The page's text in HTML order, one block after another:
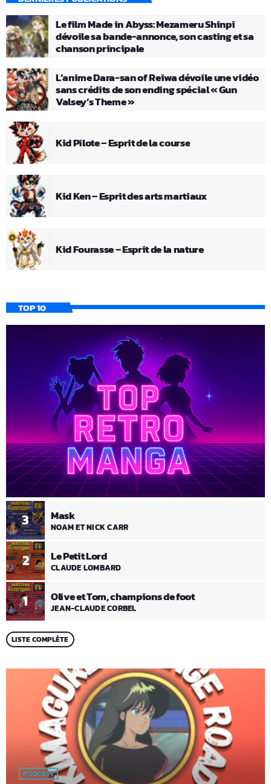
Le film Made in Abyss: Mezameru Shinpi
dévoile sa bande-annonce, son casting et sa
chanson principale
L’anime Dara-san of Reiwa dévoile une vidéo
sans crédits de son ending spécial « Gun
Valsey’s Theme »
Kid Pilote – Esprit de la course
Kid Ken – Esprit des arts martiaux
Kid Fourasse – Esprit de la nature
TOP 10
1 Olive et Tom, champions de foot
JEAN-CLAUDE CORBEL
2 Le Petit Lord
CLAUDE LOMBARD
3 Mask
NOAM ET NICK CARR
LISTE COMPLÈTE
PODCAST